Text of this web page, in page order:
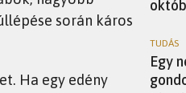
során káros
Ha egy edény
TUDÁS
Egy